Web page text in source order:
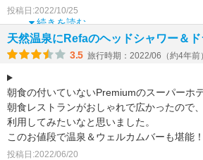
もおいしく、夜にな
続きを読む
投稿日:2022/10/25
天然温泉にRefaのヘッドシャワー＆ド
3.5 旅行時期：2022/06（約4年前）
朝食の付いていないPremiumのスーパーホテ
朝食レストランがおしゃれで広かったので
利用してみたいなと思いました。
このお値段で温泉＆ウェルカムバーも堪能
女性に嬉しいアメニテ
投稿日:2022/06/20